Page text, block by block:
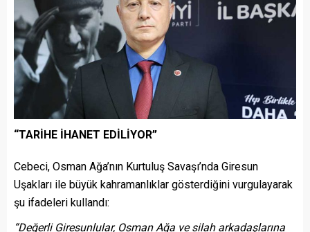
“TARİHE İHANET EDİLİYOR”
Cebeci, Osman Ağa’nın Kurtuluş Savaşı’nda Giresun
Uşakları ile büyük kahramanlıklar gösterdiğini vurgulayarak
şu ifadeleri kullandı:
“Değerli Giresunlular, Osman Ağa ve silah arkadaşlarına